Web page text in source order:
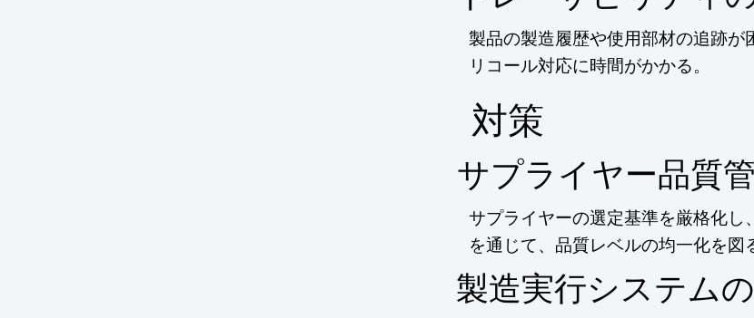
製品の製造履歴や使用部材の追跡
リコール対応に時間がかかる。
​対策
サプライヤー品質
サプライヤーの選定基準を厳格化
を通じて、品質レベルの均一化を図
製造実行システム